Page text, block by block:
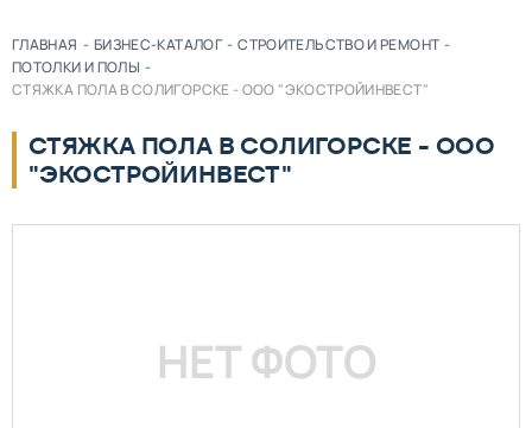
ГЛАВНАЯ - БИЗНЕС-КАТАЛОГ - СТРОИТЕЛЬСТВО И РЕМОНТ -
ПОТОЛКИ И ПОЛЫ -
СТЯЖКА ПОЛА В СОЛИГОРСКЕ - ООО "ЭКОСТРОЙИНВЕСТ"
СТЯЖКА ПОЛА В СОЛИГОРСКЕ - ООО
"ЭКОСТРОЙИНВЕСТ"
НЕТ ФОТО